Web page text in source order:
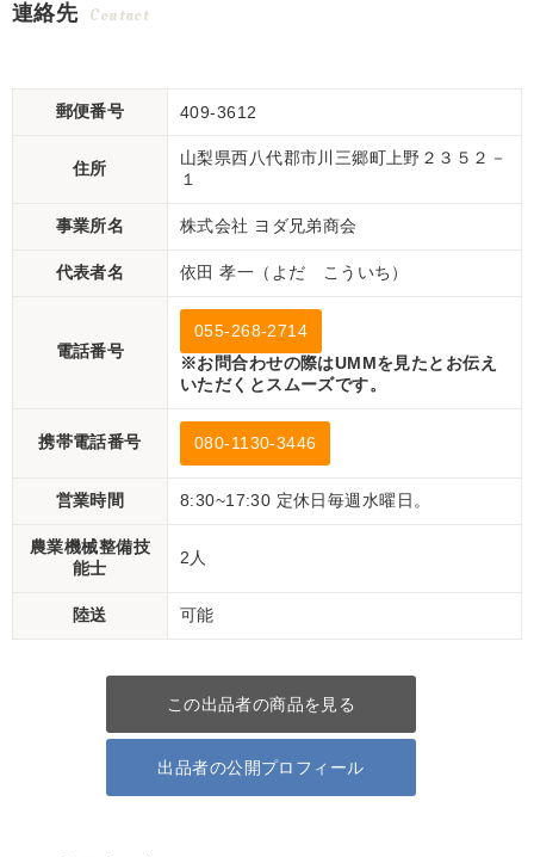
連絡先 Contact
郵便番号 409-3612
住所
山梨県西八代郡市川三郷町上野２３５２－
１
事業所名 株式会社 ヨダ兄弟商会
代表者名 依田 孝一（よだ こういち）
電話番号
055-268-2714
※お問合わせの際はUMMを見たとお伝え
いただくとスムーズです。
携帯電話番号 080-1130-3446
営業時間 8:30~17:30 定休日毎週水曜日。
農業機械整備技
能士
2人
陸送 可能
この出品者の商品を見る
出品者の公開プロフィール